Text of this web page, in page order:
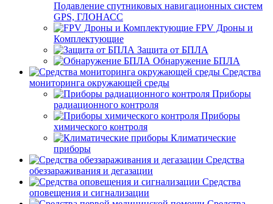
Подавление спутниковых навигационных систем
GPS, ГЛОНАСС
FPV Дроны и
Комплектующие
Защита от БПЛА
Обнаружение БПЛА
Средства
мониторинга окружающей среды
Приборы
радиационного контроля
Приборы
химического контроля
Климатические
приборы
Средства
обеззараживания и дегазации
Средства
оповещения и сигнализации